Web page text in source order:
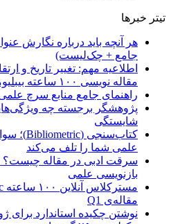
تیتر خبرها
هر آنچه باید درباره نگارش
جامع + چک‌لیست)
اطلاعیه مهم: تغییر تاریخ و
مقاله نویسی ۱۰۰ ساعته بیبلیومتریک
راهنمای جامع منابع سرچ
شایستگی
علمی شما را تلف می‌کند
سرقت ادبی در مقاله چیست؟
بازنویسی علمی
مقاله‌ی Q1